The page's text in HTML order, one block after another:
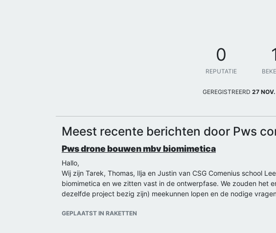
0
REPUTATIE
GEREGISTREERD 27
Meest recente berichten door Pws
Pws drone bouwen mbv biomimetica
Hallo,
Wij zijn Tarek, Thomas, Ilja en Justin van CSG Comenius school
biomimetica en we zitten vast in de ontwerpfase. We zouden het
dezelfde project bezig zijn) meekunnen lopen en de nodige
GEPLAATST IN RAKETTEN